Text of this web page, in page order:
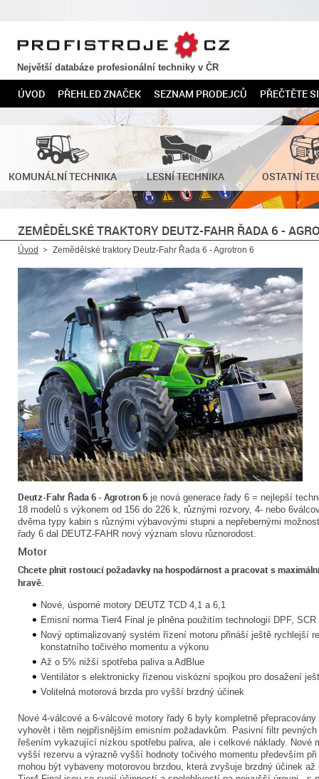
PROFISTROJE.CZ
Největší databáze profesionální techniky v ČR
ÚVOD PŘEHLED ZNAČEK SEZNAM PRODEJCŮ PŘEČTĚTE SI
KOMUNÁLNÍ TECHNIKA LESNÍ TECHNIKA OSTATNÍ
ZEMĚDĚLSKÉ TRAKTORY DEUTZ-FAHR ŘADA 6 -
Úvod Zemědělské traktory Deutz-Fahr Řada 6 - Agrotron 6
Deutz-Fahr Řada 6 - Agrotron 6 je nová generace řady 6 = nejlepší
18 modelů s výkonem od 156 do 226 k, různými rozvory, 4- nebo
dvěma typy kabin s různými výbavovými stupni a nepřebernými
řady 6 dal DEUTZ-FAHR nový význam slovu různorodost.
Motor
Chcete plnit rostoucí požadavky na hospodárnost a pracovat s
hravě.
Nové, úsporné motory DEUTZ TCD 4,1 a 6,1
Emisní norma Tier4 Final je plněna použitím technologií DPF, SCR
Nový optimalizovaný systém řízení motoru přináší ještě rychlejší
konstatního točivého momentu a výkonu
Až o 5% nižší spotřeba paliva a AdBlue
Ventilátor s elektronicky řízenou viskózní spojkou pro dosažení
Volitelná motorová brzda pro vyšší brzdný účinek
Nové 4-válcové a 6-válcové motory řady 6 byly kompletně
vyhovět i těm nejpřísnějším emisním požadavkům. Pasivní filtr
řešením vykazující nízkou spotřebu paliva, ale i celkové náklady. Nové
vyšší rezervu a výrazně vyšší hodnoty točivého momentu především
mohou být vybaveny motorovou brzdou, která zvyšuje brzdný účinek